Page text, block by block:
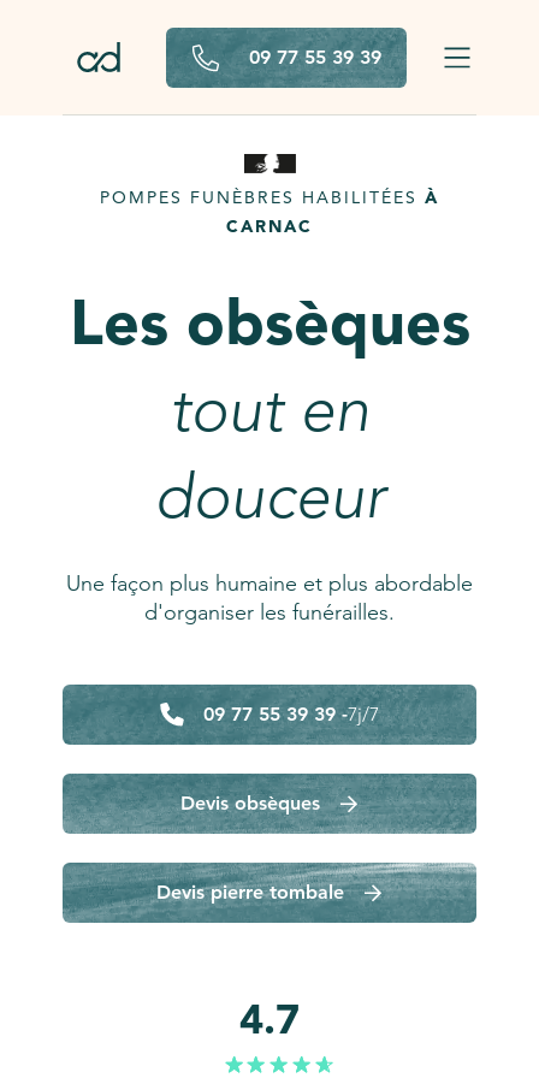
09 77 55 39 39
POMPES FUNÈBRES HABILITÉES À
CARNAC
Les obsèques
tout en
douceur
Une façon plus humaine et plus abordable
d'organiser les funérailles.
09 77 55 39 39 -7j/7
Devis obsèques
Devis pierre tombale
4.7